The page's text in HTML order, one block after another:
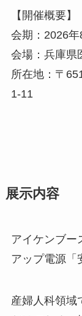
【開催概要】
会期：2026年
会場：兵庫県
所在地：〒
1-11
展示内容
アイケンブー
アップ電源「
産婦人科領域